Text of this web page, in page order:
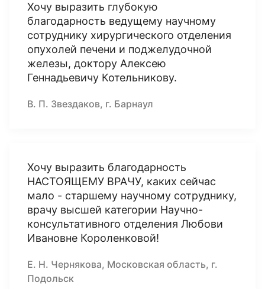
Хочу выразить глубокую
благодарность ведущему научному
сотруднику хирургического отделения
опухолей печени и поджелудочной
железы, доктору Алексею
Геннадьевичу Котельникову.
В. П. Звездаков, г. Барнаул
Хочу выразить благодарность
НАСТОЯЩЕМУ ВРАЧУ, каких сейчас
мало - старшему научному сотруднику,
врачу высшей категории Научно-
консультативного отделения Любови
Ивановне Короленковой!
Е. Н. Чернякова, Московская область, г.
Подольск